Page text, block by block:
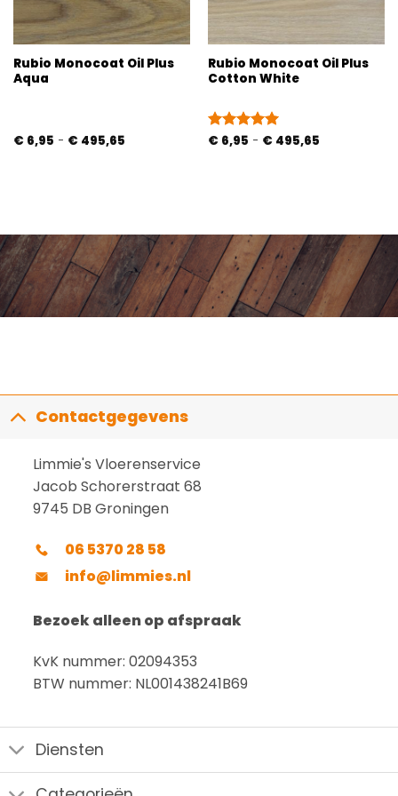
Rubio Monocoat Oil Plus
Aqua
€ 6,95 - € 495,65Prijsklasse:
Rubio Monocoat Oil Plus
Cotton White
Gewaardeerd
€ 6,95 - € 495,65Prijsklasse:
Contactgegevens
Limmie's Vloerenservice
Jacob Schorerstraat 68
9745 DB Groningen
06 5370 28 58
info@limmies.nl
Bezoek alleen op afspraak
KvK nummer: 02094353
BTW nummer: NL001438241B69
Diensten